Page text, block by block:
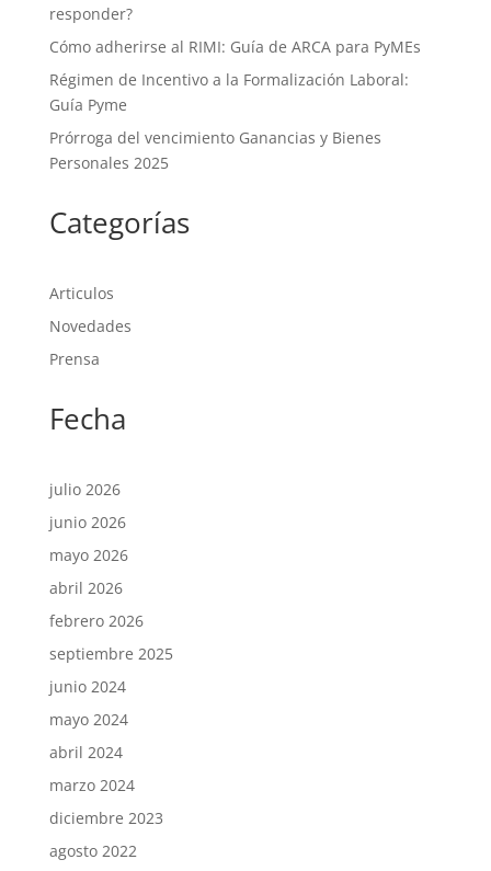
responder?
Cómo adherirse al RIMI: Guía de ARCA para PyMEs
Régimen de Incentivo a la Formalización Laboral:
Guía Pyme
Prórroga del vencimiento Ganancias y Bienes
Personales 2025
Categorías
Articulos
Novedades
Prensa
Fecha
julio 2026
junio 2026
mayo 2026
abril 2026
febrero 2026
septiembre 2025
junio 2024
mayo 2024
abril 2024
marzo 2024
diciembre 2023
agosto 2022